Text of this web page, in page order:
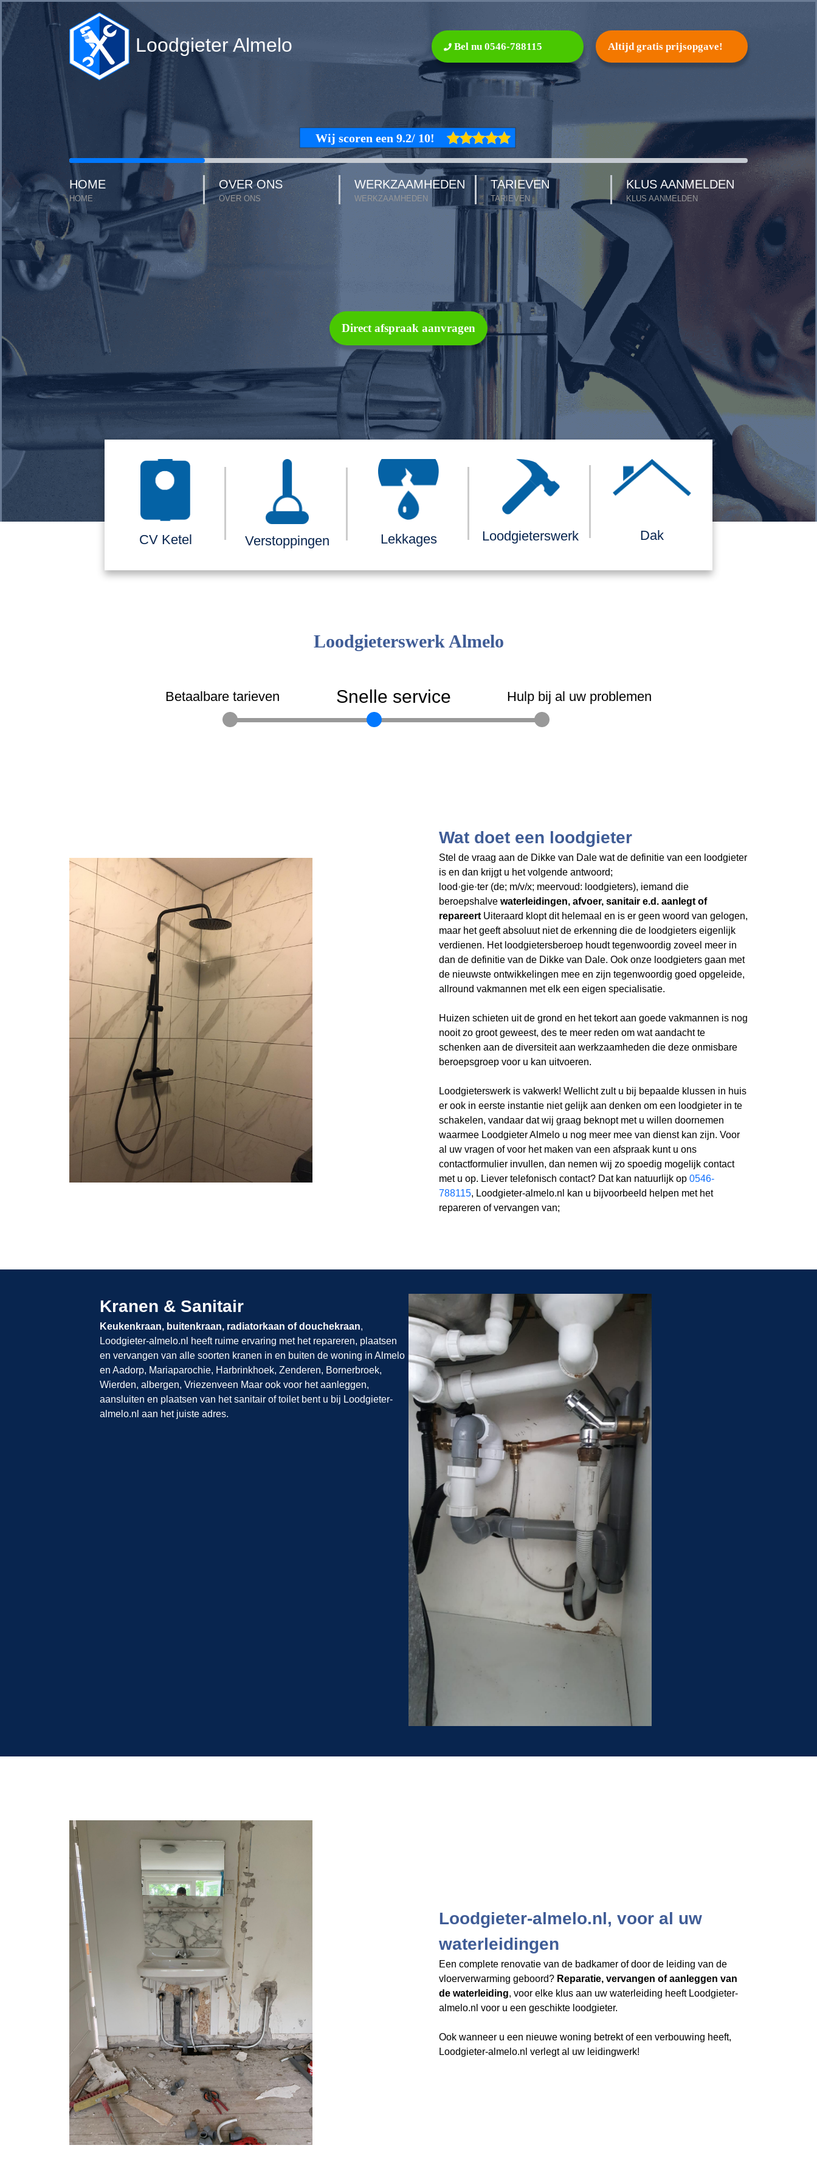
Loodgieter Almelo Bel nu 0546-788115 Altijd gratis prijsopgave!
HOME
HOME
OVER ONS
OVER ONS
WERKZAAMHEDEN
WERKZAAMHEDEN
TARIEVEN
TARIEVEN
KLUS AANMELDEN
KLUS AANMELDEN
Direct afspraak aanvragen
CV Ketel Verstoppingen Lekkages Loodgieterswerk Dak
Loodgieterswerk Almelo
Betaalbare tarieven Snelle service Hulp bij al uw problemen
Wat doet een loodgieter
Stel de vraag aan de Dikke van Dale wat de definitie van een loodgieter
is en dan krijgt u het volgende antwoord;
lood·gie·ter (de; m/v/x; meervoud: loodgieters), iemand die
beroepshalve waterleidingen, afvoer, sanitair e.d. aanlegt of
repareert Uiteraard klopt dit helemaal en is er geen woord van gelogen,
maar het geeftabsoluut niet de erkenning die de loodgieters eigenlijk
verdienen. Het loodgietersberoep houdt tegenwoordig zoveel meer in
dan de definitie van de Dikke van Dale. Ook onze loodgieters gaan met
de nieuwste ontwikkelingen mee en zijn tegenwoordig goed opgeleide,
allround vakmannen met elk een eigen specialisatie.
Huizen schieten uit de grond en het tekort aan goede vakmannen is nog
nooit zo groot geweest, des te meer reden om wat aandacht te
schenken aan de diversiteit aan werkzaamheden die deze onmisbare
beroepsgroep voor u kan uitvoeren.
Loodgieterswerk is vakwerk! Wellicht zult u bij bepaalde klussen in huis
er ook in eerste instantie niet gelijk aan denken om een loodgieter in te
schakelen, vandaar dat wij graag beknopt met u willen doornemen
waarmee Loodgieter Almelo u nog meer mee van dienst kan zijn. Voor
al uw vragen of voor het maken van een afspraak kunt u ons
contactformulier invullen, dan nemen wij zo spoedig mogelijk contact
met u op. Liever telefonisch contact? Dat kan natuurlijk op 0546-
788115, Loodgieter-almelo.nl kan u bijvoorbeeld helpen met het
repareren of vervangen van;
Kranen & Sanitair
Keukenkraan, buitenkraan, radiatorkaan of douchekraan,
Loodgieter-almelo.nl​​​​​​​
heeft ruime ervaring met het repareren, plaatsen
en vervangen van alle soorten kranen in en buiten de woning in Almelo
en Aadorp, Mariaparochie, Harbrinkhoek, Zenderen, Bornerbroek,
Wierden, albergen, Vriezenveen Maar ook voor het aanleggen,
aansluiten en plaatsen van het sanitair of toilet bent u bij Loodgieter-
almelo.nl aan het juiste adres.
Loodgieter-almelo.nl, voor al uw
waterleidingen
Een complete renovatie van de badkamer of door de leiding van de
vloerverwarming geboord? Reparatie, vervangen of aanleggen van
de waterleiding, voor elke klus aan uw waterleiding heeft Loodgieter-
almelo.nl​​​​​​​ voor u een geschikte loodgieter.
Ook wanneer u een nieuwe woning betrekt of een verbouwing heeft,
Loodgieter-almelo.nl verlegt al uw leidingwerk!